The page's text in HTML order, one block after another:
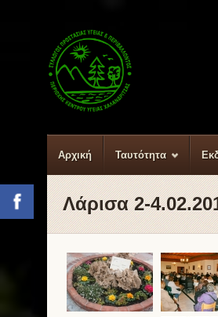
Αρχική Ταυτότητα
Λάρισα 2-
Facebook